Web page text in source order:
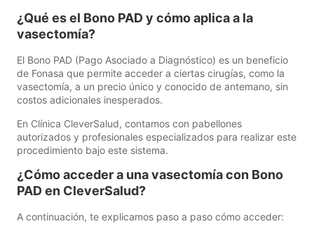
¿Qué es el Bono PAD y cómo aplica a la
vasectomía?
El Bono PAD (Pago Asociado a Diagnóstico) es un beneficio
de Fonasa que permite acceder a ciertas cirugías, como la
vasectomía, a un precio único y conocido de antemano, sin
costos adicionales inesperados.
En Clínica CleverSalud, contamos con pabellones
autorizados y profesionales especializados para realizar este
procedimiento bajo este sistema.
¿Cómo acceder a una vasectomía con Bono
PAD en CleverSalud?
A continuación, te explicamos paso a paso cómo acceder: